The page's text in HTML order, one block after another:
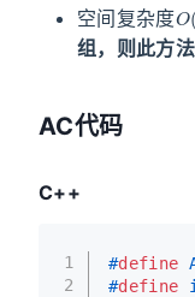
空间复杂度
组，则此方
AC代码
C++
1
2
#define
#define